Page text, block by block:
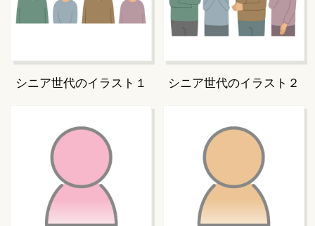
シニア世代のイラスト１ シニア世代のイラスト２